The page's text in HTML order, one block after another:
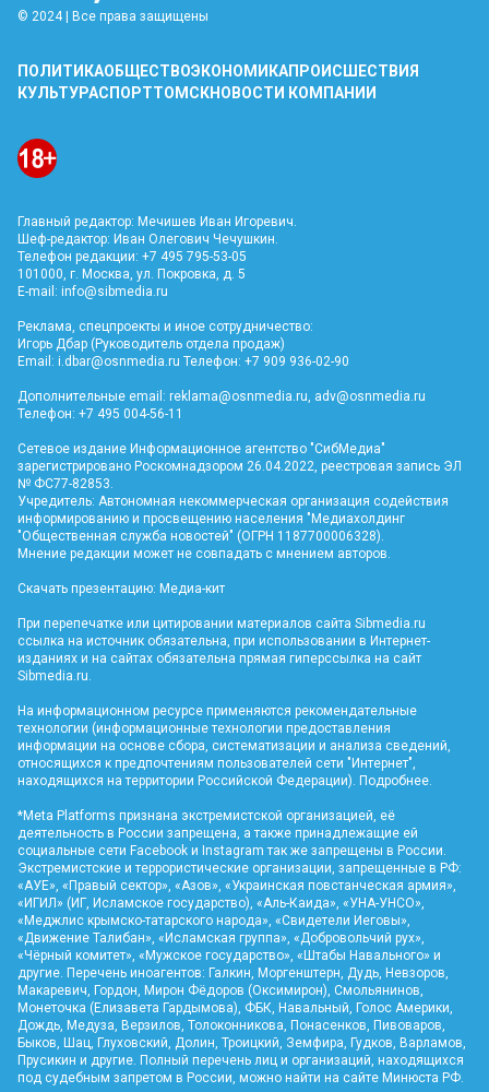
© 2024 | Все права защищены
ПОЛИТИКАОБЩЕСТВОЭКОНОМИКАПРОИСШЕСТВИЯ
КУЛЬТУРАСПОРТТОМСКНОВОСТИ КОМПАНИИ
Главный редактор: Мечишев Иван Игоревич.
Шеф-редактор: Иван Олегович Чечушкин.
Телефон редакции: +7 495 795-53-05
101000, г. Москва, ул. Покровка, д. 5
E-mail: info@sibmedia.ru
Реклама, спецпроекты и иное сотрудничество:
Игорь Дбар (Руководитель отдела продаж)
Email: i.dbar@osnmedia.ru Телефон: +7 909 936-02-90
Дополнительные email: reklama@osnmedia.ru adv@osnmedia.ru
Телефон: +7 495 004-56-11
Сетевое издание Информационное агентство "СибМедиа"
зарегистрировано Роскомнадзором 26.04.2022, реестровая запись ЭЛ
№ ФС77-82853.
Учредитель: Автономная некоммерческая организация содействия
информированию и просвещению населения "Медиахолдинг
"Общественная служба новостей" (ОГРН 1187700006328).
Мнение редакции может не совпадать с мнением авторов.
Скачать презентацию: Медиа-кит
При перепечатке или цитировании материалов сайта Sibmedia.ru
ссылка на источник обязательна, при использовании в Интернет-
изданиях и на сайтах обязательна прямая гиперссылка на сайт
Sibmedia.ru
На информационном ресурсе применяются рекомендательные
технологии (информационные технологии предоставления
информации на основе сбора, систематизации и анализа сведений,
относящихся к предпочтениям пользователей сети "Интернет",
находящихся на территории Российской Федерации). Подробнее
*Meta Platforms признана экстремистской организацией, её
деятельность в России запрещена, а также принадлежащие ей
социальные сети Facebook и Instagram так же запрещены в России.
Экстремистские и террористические организации, запрещенные в РФ:
«АУЕ», «Правый сектор», «Азов», «Украинская повстанческая армия»,
«ИГИЛ» (ИГ, Исламское государство), «Аль-Каида», «УНА-УНСО»,
«Меджлис крымско-татарского народа», «Свидетели Иеговы»,
«Движение Талибан», «Исламская группа», «Добровольчий рух»,
«Чёрный комитет», «Мужское государство», «Штабы Навального» и
другие. Перечень иноагентов: Галкин, Моргенштерн, Дудь, Невзоров,
Макаревич, Гордон, Мирон Фёдоров (Оксимирон), Смольянинов,
Монеточка (Елизавета Гардымова), ФБК, Навальный, Голос Америки,
Дождь, Медуза, Верзилов, Толоконникова, Понасенков, Пивоваров,
Быков, Шац, Глуховский, Долин, Троицкий, Земфира, Гудков, Варламов,
Прусикин и другие. Полный перечень лиц и организаций, находящихся
под судебным запретом в России, можно найти на сайте Минюста РФ.